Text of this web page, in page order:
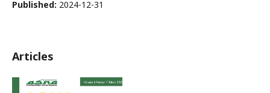
Published: 2024-12-31
Articles